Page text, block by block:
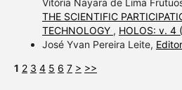
Vitória Nayara de Lima
THE SCIENTIFIC
TECHNOLOGY , HOLOS: v. 4
José Yvan Pereira Leite,
1 2 3 4 5 6 7 > >>